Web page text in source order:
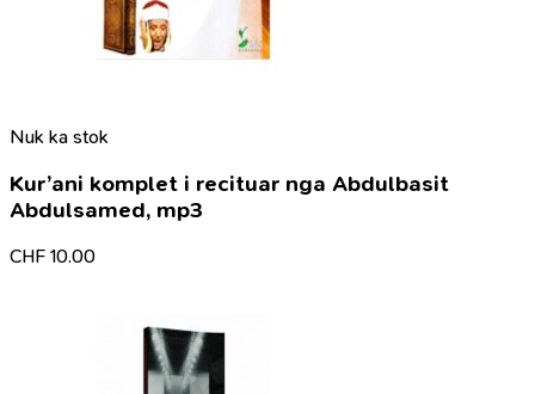
Nuk ka stok
Kur’ani komplet i recituar nga Abdulbasit
Abdulsamed, mp3
CHF 10.00